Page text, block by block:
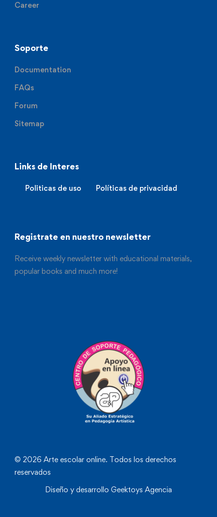
Career
Soporte
Documentation
FAQs
Forum
Sitemap
Links de Interes
Politicas de uso Políticas de privacidad
Registrate en nuestro newsletter
Receive weekly newsletter with educational materials,
popular books and much more!
© 2026 Arte escolar online. Todos los derechos
reservados
Diseño y desarrollo Geektoys Agencia